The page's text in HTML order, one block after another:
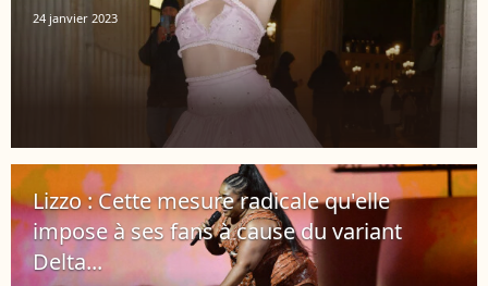
24 janvier 2023
Lizzo : Cette mesure radicale qu'elle
impose à ses fans à cause du variant
Delta...